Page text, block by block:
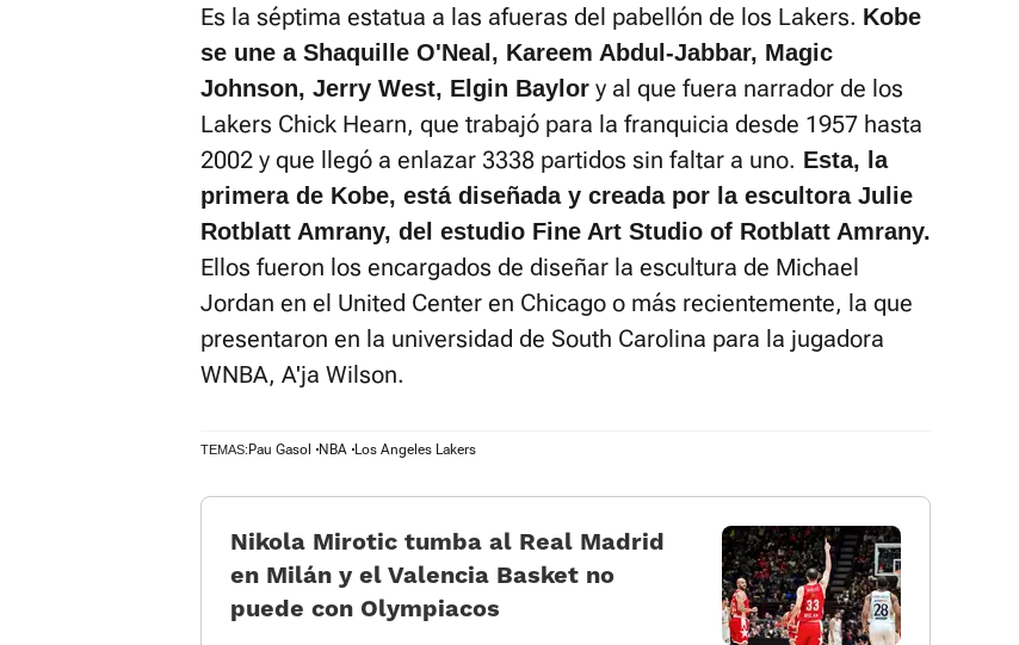
Es la séptima estatua a las afueras del pabellón de los Lakers. Kobe
se une a Shaquille O'Neal, Kareem Abdul-Jabbar, Magic
Johnson, Jerry West, Elgin Baylor y al que fuera narrador de los
Lakers Chick Hearn, que trabajó para la franquicia desde 1957 hasta
2002 y que llegó a enlazar 3338 partidos sin faltar a uno. Esta, la
primera de Kobe, está diseñada y creada por la escultora Julie
Rotblatt Amrany, del estudio Fine Art Studio of Rotblatt Amrany.
Ellos fueron los encargados de diseñar la escultura de Michael
Jordan en el United Center en Chicago o más recientemente, la que
presentaron en la universidad de South Carolina para la jugadora
WNBA, A'ja Wilson.
TEMAS: Pau Gasol NBA Los Angeles Lakers
Nikola Mirotic tumba al Real Madrid
en Milán y el Valencia Basket no
puede con Olympiacos